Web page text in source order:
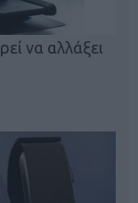
να αλλάξει